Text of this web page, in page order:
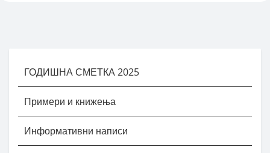
ГОДИШНА СМЕТКА 2025
Примери и книжења
Информативни написи